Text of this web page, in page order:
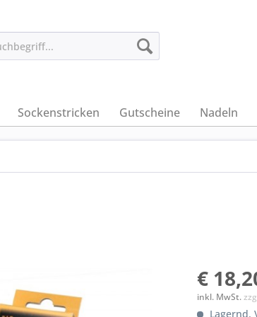
Sockenstricken Gutscheine Nadeln
€
inkl. MwSt.
Lagernd.